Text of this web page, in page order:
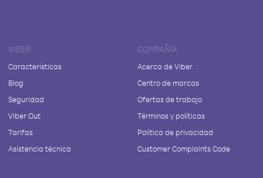
VIBER
Características
Blog
Seguridad
Viber Out
Tarifas
Asistencia técnica
COMPAÑÍA
Acerca de Viber
Centro de marcas
Ofertas de trabajo
Términos y políticas
Política de privacidad
Customer Complaints Code